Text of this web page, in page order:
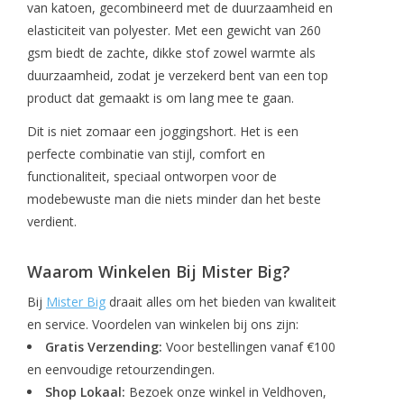
van katoen, gecombineerd met de duurzaamheid en
elasticiteit van polyester. Met een gewicht van 260
gsm biedt de zachte, dikke stof zowel warmte als
duurzaamheid, zodat je verzekerd bent van een top
product dat gemaakt is om lang mee te gaan.
Dit is niet zomaar een joggingshort. Het is een
perfecte combinatie van stijl, comfort en
functionaliteit, speciaal ontworpen voor de
modebewuste man die niets minder dan het beste
verdient.
Waarom Winkelen Bij Mister Big?
Bij Mister Big draait alles om het bieden van kwaliteit
en service. Voordelen van winkelen bij ons zijn:
Gratis Verzending: Voor bestellingen vanaf €100
en eenvoudige retourzendingen.
Shop Lokaal: Bezoek onze winkel in Veldhoven,